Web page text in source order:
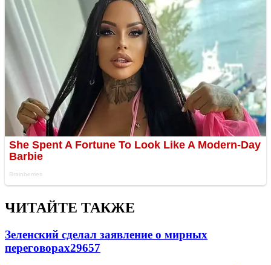
ЧИТАЙТЕ ТАКЖЕ
Зеленский сделал заявление о мирных
переговорах29657